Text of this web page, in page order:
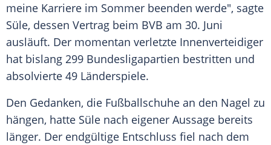
meine Karriere im Sommer beenden werde", sagte
Süle, dessen Vertrag beim BVB am 30. Juni
ausläuft. Der momentan verletzte Innenverteidiger
hat bislang 299 Bundesligapartien bestritten und
absolvierte 49 Länderspiele.
Den Gedanken, die Fußballschuhe an den Nagel zu
hängen, hatte Süle nach eigener Aussage bereits
länger. Der endgültige Entschluss fiel nach dem